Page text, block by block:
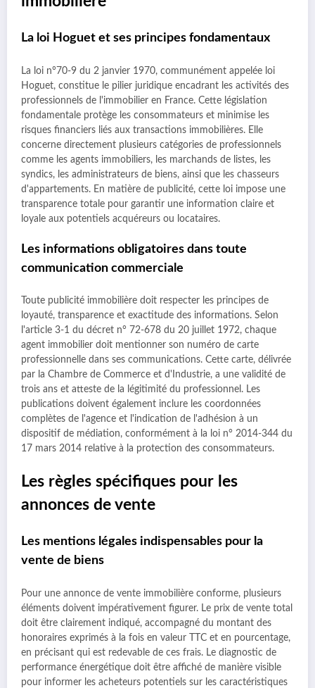
La loi Hoguet et ses principes fondamentaux
La loi n°70-9 du 2 janvier 1970, communément appelée loi
Hoguet, constitue le pilier juridique encadrant les activités des
professionnels de l'immobilier en France. Cette législation
fondamentale protège les consommateurs et minimise les
risques financiers liés aux transactions immobilières. Elle
concerne directement plusieurs catégories de professionnels
comme les agents immobiliers, les marchands de listes, les
syndics, les administrateurs de biens, ainsi que les chasseurs
d'appartements. En matière de publicité, cette loi impose une
transparence totale pour garantir une information claire et
loyale aux potentiels acquéreurs ou locataires.
Les informations obligatoires dans toute
communication commerciale
Toute publicité immobilière doit respecter les principes de
loyauté, transparence et exactitude des informations. Selon
l'article 3-1 du décret n° 72-678 du 20 juillet 1972, chaque
agent immobilier doit mentionner son numéro de carte
professionnelle dans ses communications. Cette carte, délivrée
par la Chambre de Commerce et d'Industrie, a une validité de
trois ans et atteste de la légitimité du professionnel. Les
publications doivent également inclure les coordonnées
complètes de l'agence et l'indication de l'adhésion à un
dispositif de médiation, conformément à la loi n° 2014-344 du
17 mars 2014 relative à la protection des consommateurs.
Les règles spécifiques pour les
annonces de vente
Les mentions légales indispensables pour la
vente de biens
Pour une annonce de vente immobilière conforme, plusieurs
éléments doivent impérativement figurer. Le prix de vente total
doit être clairement indiqué, accompagné du montant des
honoraires exprimés à la fois en valeur TTC et en pourcentage,
en précisant qui est redevable de ces frais. Le diagnostic de
performance énergétique doit être affiché de manière visible
pour informer les acheteurs potentiels sur les caractéristiques